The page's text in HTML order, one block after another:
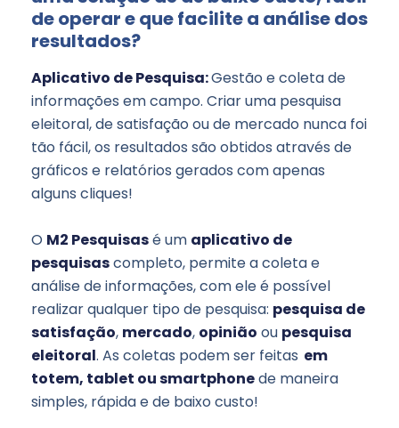
de operar e que facilite a análise dos
resultados?
Aplicativo de Pesquisa:Gestão e coleta de
informações em campo. Criar uma pesquisa
eleitoral, de satisfação ou de mercado nunca foi
tão fácil, os resultados são obtidos através de
gráficos e relatórios gerados com apenas
alguns cliques!
O M2 Pesquisasé um aplicativo de
pesquisascompleto, permite a coleta e
análise de informações, com ele é possível
realizar qualquer tipo de pesquisa: pesquisa de
satisfação, mercado, opinião ou pesquisa
eleitoral. As coletas podem ser feitas em
totem, tablet ou smartphonede maneira
simples, rápida e de baixo custo!